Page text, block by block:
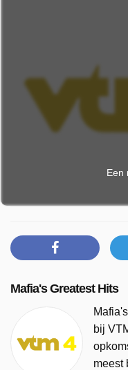
Een
Mafia's Greatest Hits
bij
meest